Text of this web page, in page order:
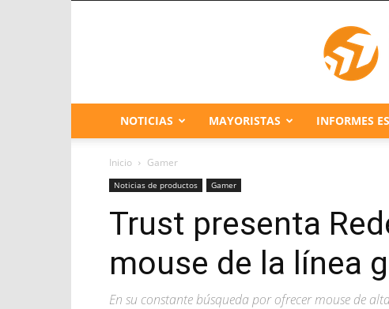
NOTICIAS MAYORISTAS INFORMES
Inicio Gamer
Noticias de productos Gamer
Trust presenta
mouse de la línea
En su constante búsqueda por ofrecer mouse de